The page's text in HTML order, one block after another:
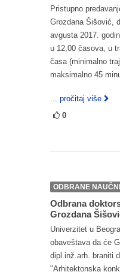
Pristupno
Grozdana Šišović,
avgusta 2017.
u 12,00 časova, u
časa (minimalno
maksimalno 45
... pročitaj više
0
ODBRANE
Odbrana
Grozdana
Univerzitet u
obaveštava da će
dipl.inž.arh. braniti
"Arhitektonska